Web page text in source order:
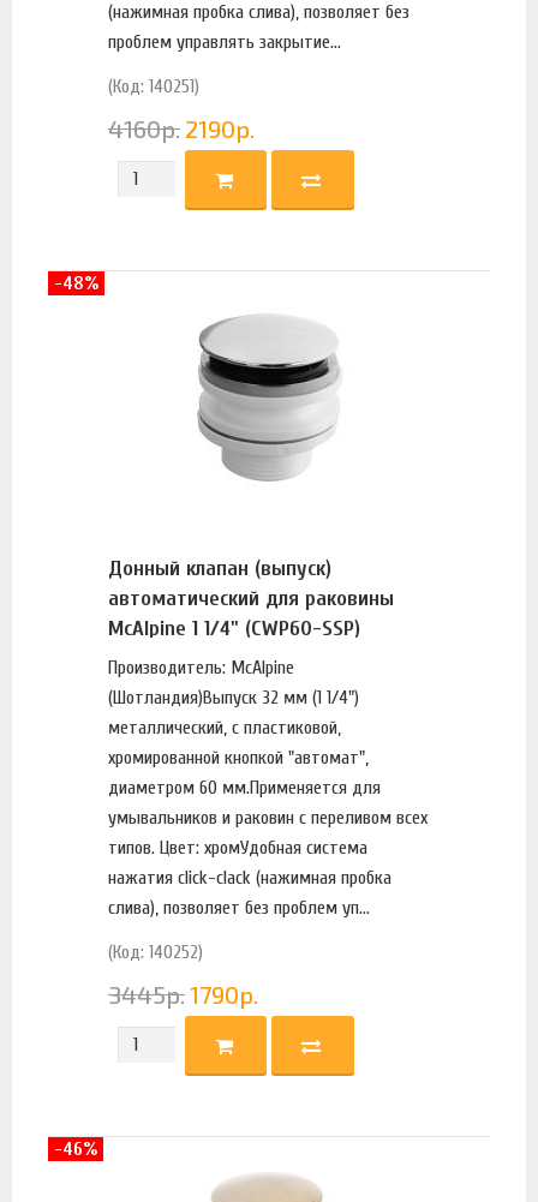
(нажимная пробка слива), позволяет без
проблем управлять закрытие...
(Код: 140251)
4160р. 2190р.
Донный клапан (выпуск)
автоматический для раковины
McAlpine 1 1/4" (CWP60-SSP)
Производитель: McAlpine
(Шотландия)Выпуск 32 мм (1 1/4")
металлический, с пластиковой,
хромированной кнопкой "автомат",
диаметром 60 мм.Применяется для
умывальников и раковин с переливом всех
типов. Цвет: хромУдобная система
нажатия click-clack (нажимная пробка
слива), позволяет без проблем уп...
(Код: 140252)
3445р.1790р.
-48%
-46%